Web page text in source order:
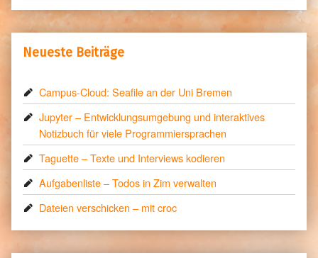
Neueste Beiträge
Campus-Cloud: Seafile an der Uni Bremen
Jupyter – Entwicklungsumgebung und interaktives
Notizbuch für viele Programmiersprachen
Taguette – Texte und Interviews kodieren
Aufgabenliste – Todos in Zim verwalten
Dateien verschicken – mit croc